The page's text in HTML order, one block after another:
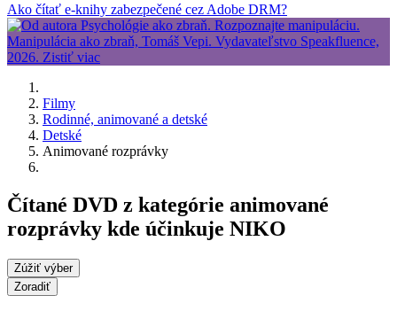
Ako čítať e-knihy zabezpečené cez Adobe DRM?
Filmy
Rodinné, animované a detské
Detské
Animované rozprávky
Čítané DVD z kategórie animované
rozprávky kde účinkuje NIKO
Zúžiť výber
Zoradiť